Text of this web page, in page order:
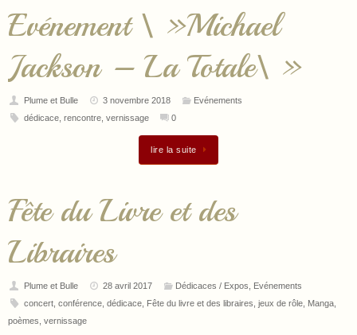
Evénement \ »Michael
Jackson – La Totale\ »
Plume et Bulle 3 novembre 2018
Evénements
dédicace, rencontre, vernissage 0
lire la suite
Fête du Livre et des
Libraires
Plume et Bulle 28 avril 2017 Dédicaces / Expos
Evénements
concert, conférence, dédicace, Fête du livre et des libraires jeux de rôle, Manga,
poèmes vernissage